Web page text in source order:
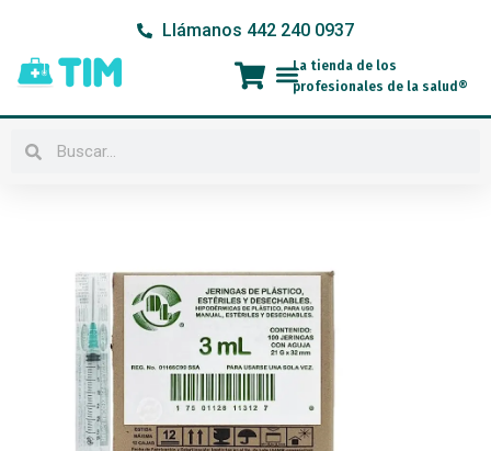
contenido
Llámanos 442 240 0937
Menú
La tienda de los
profesionales de la salud®
Buscar